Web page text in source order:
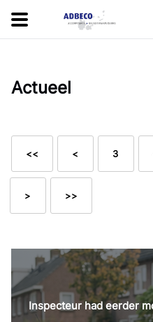
Actueel
<< < 3
> >>
Inspecteur had eerder